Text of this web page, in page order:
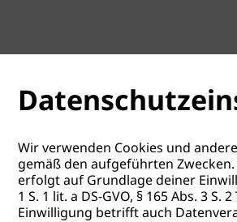
Wir verwenden Cookies und
gemäß den aufgeführten
erfolgt auf Grundlage deiner
1 S. 1 lit. a DS-GVO, § 165 Abs. 3 S.
Einwilligung betrifft auch